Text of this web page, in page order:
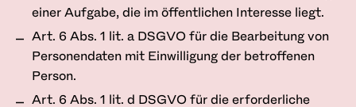
einer Aufgabe, die im öffentlichen Interesse liegt.
Art. 6 Abs. 1 lit. a DSGVO für die Bearbeitung von
Personendaten mit Einwilligung der betroffenen
Person.
Art. 6 Abs. 1 lit. d DSGVO für die erforderliche